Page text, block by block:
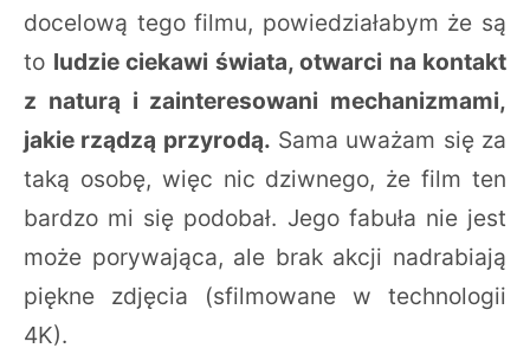
docelową tego filmu, powiedziałabym że są
to ludzie ciekawi świata, otwarci na kontakt
z naturą i zainteresowani mechanizmami,
jakie rządzą przyrodą. Sama uważam się za
taką osobę, więc nic dziwnego, że film ten
bardzo mi się podobał. Jego fabuła nie jest
może porywająca, ale brak akcji nadrabiają
piękne zdjęcia (sfilmowane w technologii
4K).